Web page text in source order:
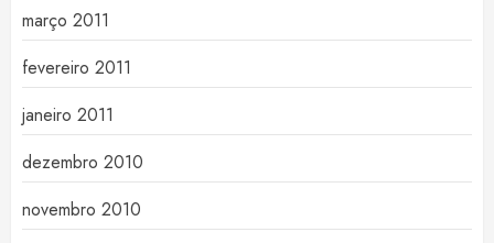
março 2011
fevereiro 2011
janeiro 2011
dezembro 2010
novembro 2010